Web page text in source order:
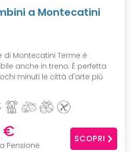
a Montecatini
di Montecatini Terme è
anche in treno. È perfetta
minuti le città d'arte più
€
Pensione
SCOPRI